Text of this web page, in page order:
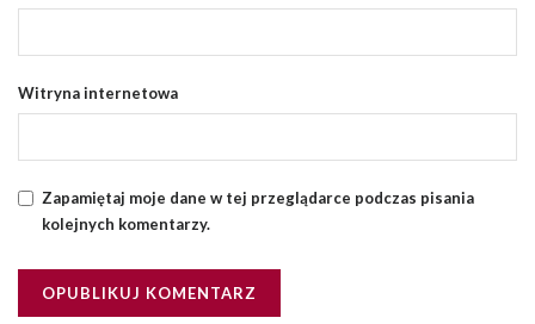
Witryna internetowa
Zapamiętaj moje dane w tej przeglądarce podczas pisania
kolejnych komentarzy.